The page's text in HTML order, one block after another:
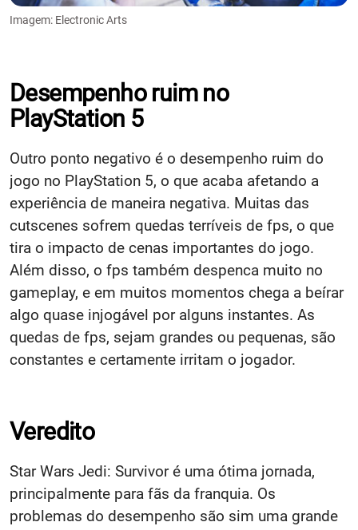
Imagem: Electronic Arts
Desempenho ruim no
PlayStation 5
Outro ponto negativo é o desempenho ruim do
jogo no PlayStation 5, o que acaba afetando a
experiência de maneira negativa. Muitas das
cutscenes sofrem quedas terríveis de fps, o que
tira o impacto de cenas importantes do jogo.
Além disso, o fps também despenca muito no
gameplay, e em muitos momentos chega a beírar
algo quase injogável por alguns instantes. As
quedas de fps, sejam grandes ou pequenas, são
constantes e certamente irritam o jogador.
Veredito
Star Wars Jedi: Survivor é uma ótima jornada,
principalmente para fãs da franquia. Os
problemas do desempenho são sim uma grande